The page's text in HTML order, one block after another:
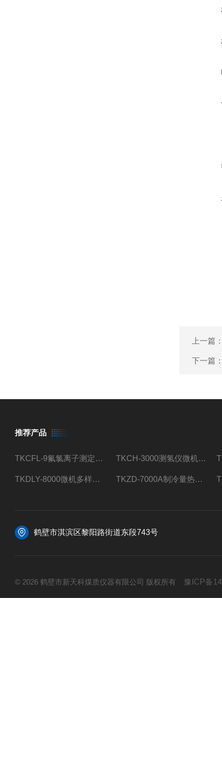
上一篇
下一篇
推荐产品
TKCFL-9氟氯离子测定仪自动煤质检测 TKCH-3000测氢仪微机氢元素测定煤质检测
TKDLY-8000微机多样测硫仪自动定硫仪化验室硫含量测定 TKZD-7000A制冷量热仪自动升降热值仪煤质检测
鹤壁市淇滨区黎阳路街道东段743号
© 2026 鹤壁市新天科煤质仪器有限公司 版权所有 豫ICP备